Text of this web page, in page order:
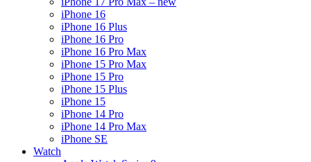
iPhone 16
iPhone 16 Plus
iPhone 16 Pro
iPhone 16 Pro Max
iPhone 15 Pro Max
iPhone 15 Pro
iPhone 15 Plus
iPhone 15
iPhone 14 Pro
iPhone 14 Pro Max
iPhone SE
Watch